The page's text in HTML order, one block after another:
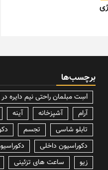
برچسب‌ها
lسِت مبلمان راحتی نیم دایره در اتاق نشیمن و پذیرایی
آرام
آشپزخانه آینه
تابلو شاسی
تجسم
دکوراسیون داخلی
زیو
ساعت های تزئینی